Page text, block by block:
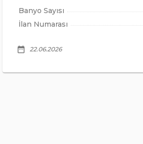
Banyo Sayısı
İlan Numarası
date_range 22.06.2026